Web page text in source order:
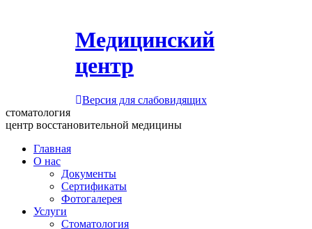
Медицинский
центр
Версия для слабовидящих
стоматология
центр восстановительной медицины
Главная
О нас
Документы
Сертификаты
Фотогалерея
Услуги
Стоматология